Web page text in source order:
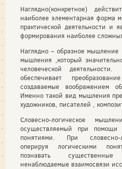
Наглядно(конкретное)
наиболее элементарная форма
практической деятельности и
формирования наиболее
Наглядно – образное
мышления ,который
человеческой
обеспечивает
создаваемые воображением
Именно такой вид мышления
художников, писателей ,
Словесно-логическое
осуществляемый при помощи
понятиями. При словесно-
оперируя логическими
познавать
ненаблюдаемые взаимосвязи